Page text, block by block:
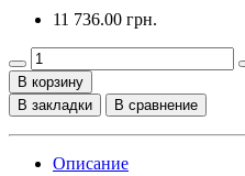
11 736.00 грн.
В корзину
В закладки
В сравнение
Описание